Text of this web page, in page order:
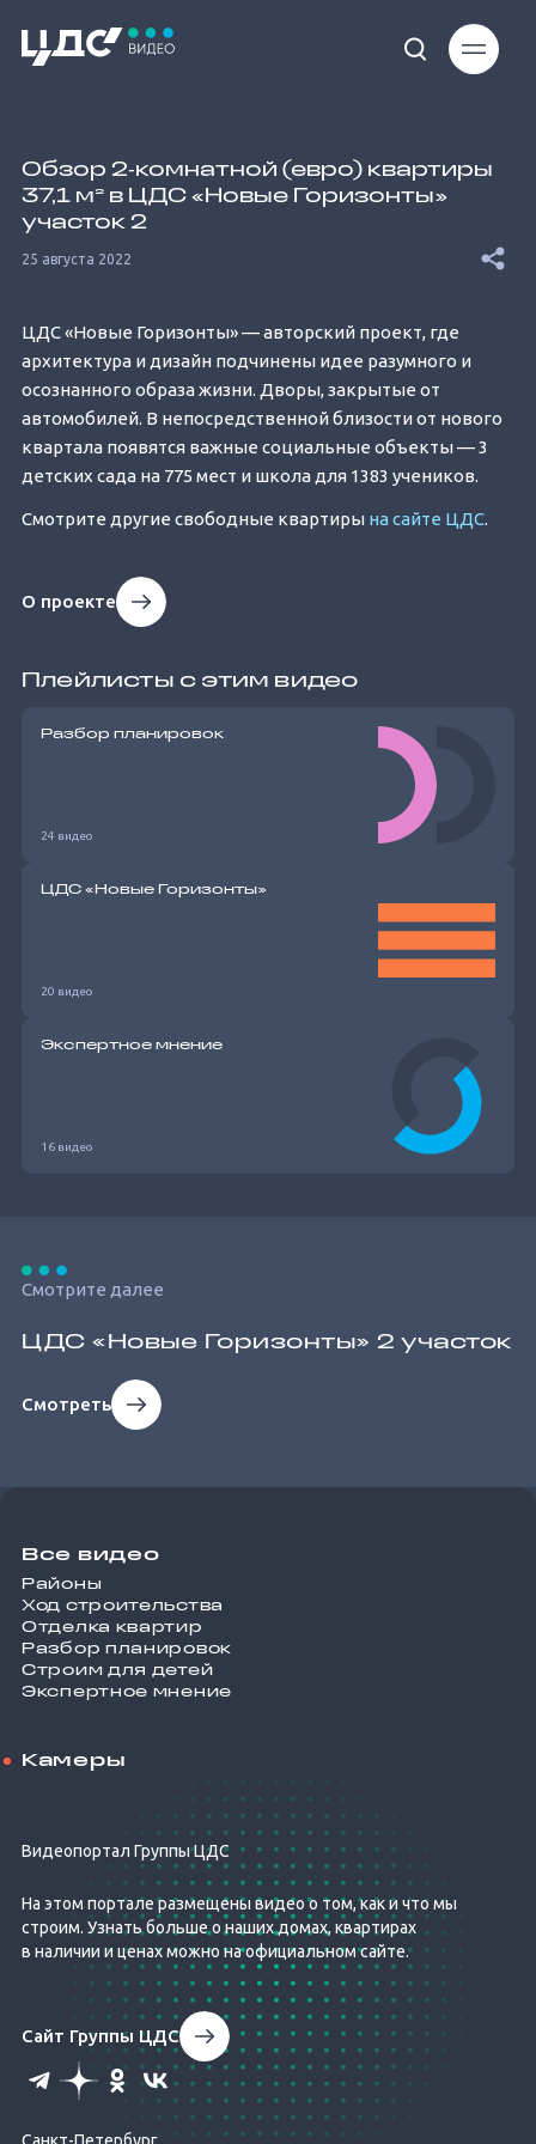
11.93%
Обзор 2‐комнатной (евро) квартиры
37,1 м² в ЦДС «Новые Горизонты»
участок 2
25 августа 2022
ЦДС «Новые Горизонты» — авторский проект, где
архитектура и дизайн подчинены идее разумного и
осознанного образа жизни. Дворы, закрытые от
автомобилей. В непосредственной близости от нового
квартала появятся важные социальные объекты — 3
детских сада на 775 мест и школа для 1383 учеников.
Смотрите другие свободные квартиры на сайте ЦДС.
О проекте
Плейлисты с этим видео
Разбор планировок
24 видео
ЦДС «Новые Горизонты»
20 видео
Экспертное мнение
16 видео
Смотрите далее
ЦДС «Новые Горизонты» 2 участок
Смотреть
Все видео
Районы
Ход строительства
Отделка квартир
Разбор планировок
Строим для детей
Экспертное мнение
Камеры
Видеопортал Группы ЦДС
На этом портале размещены видео о том, как и что мы
строим. Узнать больше о наших домах, квартирах
в наличии и ценах можно на официальном сайте.
Сайт Группы ЦДС